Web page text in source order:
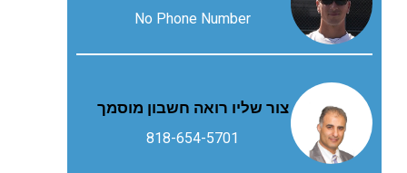
No Phone Number
צור שליו רואה חשבון מוסמך
818-654-5701